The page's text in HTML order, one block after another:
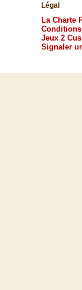
Légal
La Charte
Jeux 2
Signaler